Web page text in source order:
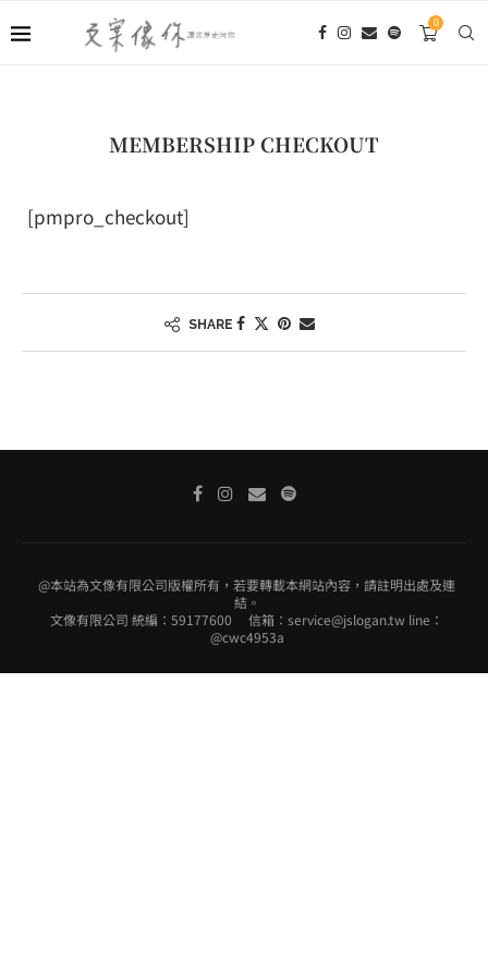
0
MEMBERSHIP CHECKOUT
[pmpro_checkout]
SHARE
@本站為文像有限公司版權所有，若要轉載本網站內容，請註明出處及連
結。
文像有限公司 統編：59177600 信箱：service@jslogan.tw line：
@cwc4953a